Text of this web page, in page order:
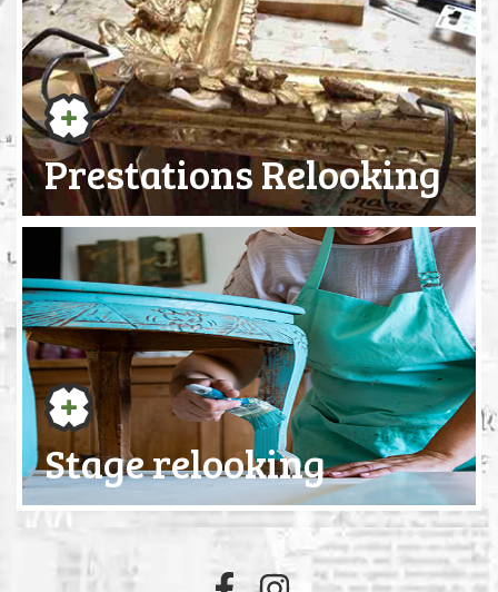
Prestations Relooking
Stage relooking